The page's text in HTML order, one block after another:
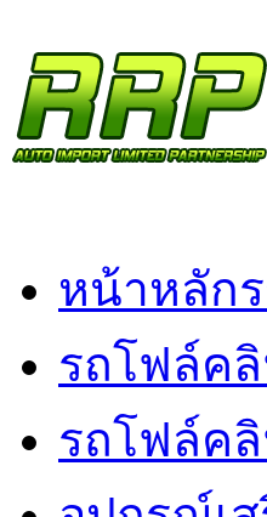
หน้าหลัก
รถโฟล์ค
รถโฟล์ค